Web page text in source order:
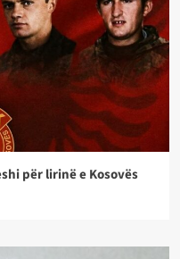
për lirinë e Kosovës